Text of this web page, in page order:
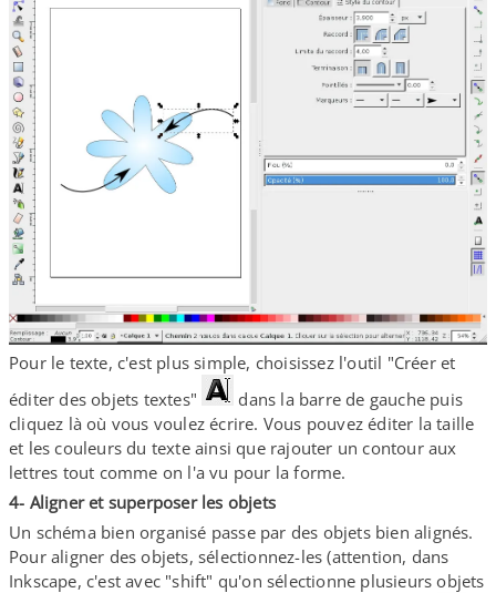
Pour le texte, c'est plus simple, choisissez l'outil "Créer et
éditer des objets textes"
dans la barre de gauche puis
cliquez là où vous voulez écrire. Vous pouvez éditer la taille
et les couleurs du texte ainsi que rajouter un contour aux
lettres tout comme on l'a vu pour la forme.
4- Aligner et superposer les objets
Un schéma bien organisé passe par des objets bien alignés.
Pour aligner des objets, sélectionnez-​les (attention, dans
Inkscape, c'est avec "shift" qu'on sélectionne plusieurs objets